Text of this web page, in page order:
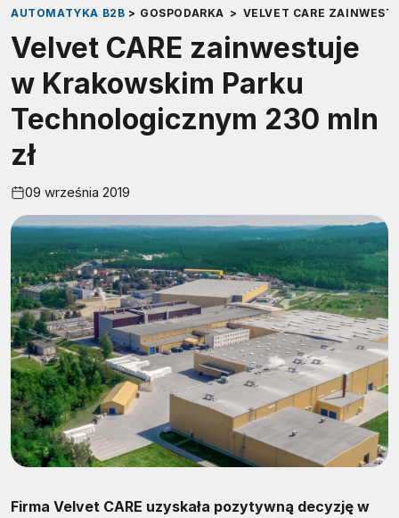
AUTOMATYKA B2B > GOSPODARKA > VELVET CARE
Velvet CARE zainwestuje
w Krakowskim Parku
Technologicznym 230 mln
zł
09 września 2019
Firma Velvet CARE uzyskała pozytywną decyzję w